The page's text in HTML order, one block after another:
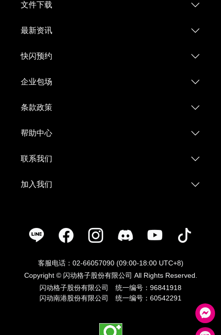
文件下载
最新资讯
快闪预约
企业包场
条款政策
帮助中心
联系我们
加入我们
客服电话：02-66057090 (09:00-18:00 UTC+8)
Copyright © 闪动格子股份有限公司 All Rights Reserved.
闪动格子股份有限公司 统一编号：96841918
闪动南港股份有限公司 统一编号：60542291